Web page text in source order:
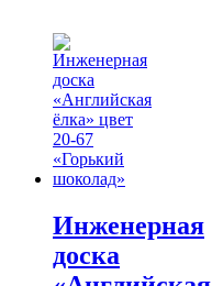
Инженерная
доска